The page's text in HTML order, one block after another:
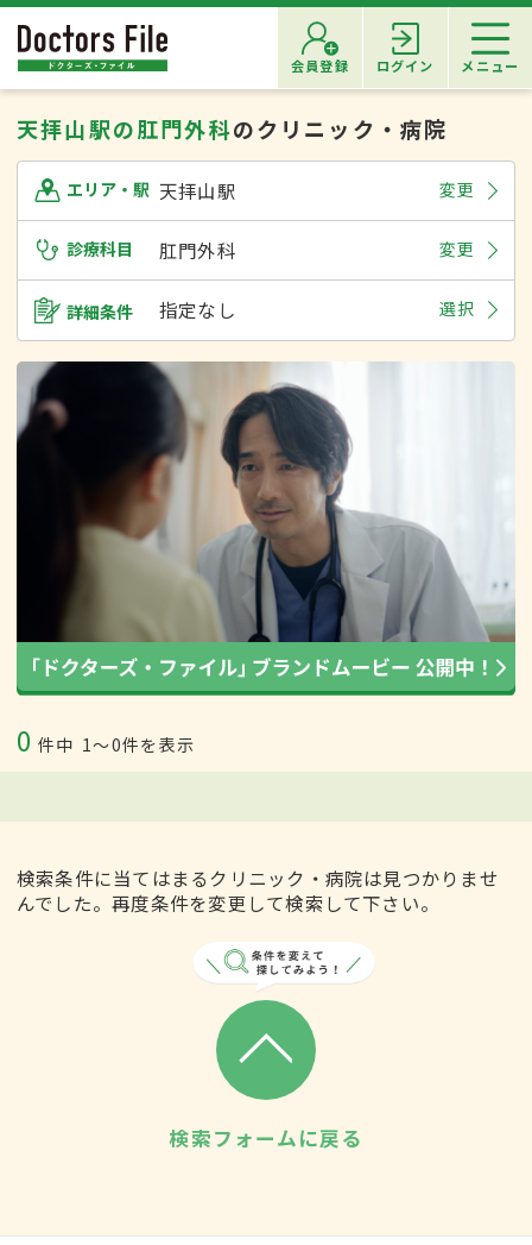
会員登録 ログイン メニュー
天拝山駅の肛門外科のクリニック・病院
エリア・駅 天拝山駅 変更
診療科目 肛門外科 変更
詳細条件 指定なし 選択
0 件中 1〜0件を表示
検索条件に当てはまるクリニック・病院は見つかりませ
んでした。再度条件を変更して検索して下さい。
検索フォームに戻る